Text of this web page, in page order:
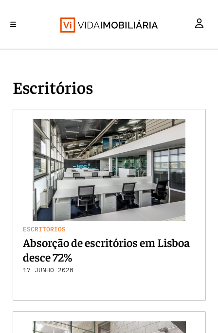
Escritórios
ESCRITÓRIOS
Absorção de escritórios em Lisboa
desce 72%
17 JUNHO 2020